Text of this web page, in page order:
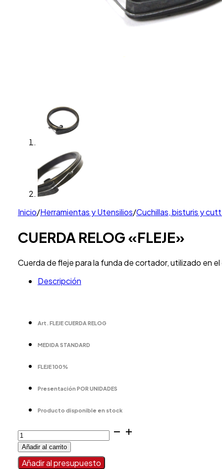
Inicio/Herramientas y Utensilios/Cuchillas, bisturis y
CUERDA RELOG «FLEJE»
Cuerda de fleje para la funda de cortador, utilizado en
Descripción
Art. FLEJE CUERDA RELOG
MEDIDA STANDARD
FLEJE 100%
Presentación POR UNIDADES
Producto disponible en stock
CUERDA
RELOG
"FLEJE"
cantidad
Añadir al carrito
Añadir al presupuesto